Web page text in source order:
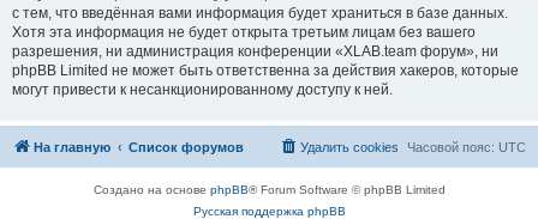
с тем, что введённая вами информация будет храниться в базе данных.
Хотя эта информация не будет открыта третьим лицам без вашего
разрешения, ни администрация конференции «XLAB.team форум», ни
phpBB Limited не может быть ответственна за действия хакеров, которые
могут привести к несанкционированному доступу к ней.
На главную Список форумов Часовой пояс: UTC
Удалить cookies
Создано на основе phpBB® Forum Software © phpBB Limited
Русская поддержка phpBB